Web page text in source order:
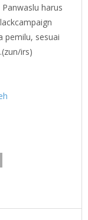
harus
pemilu, sesuai
irs)